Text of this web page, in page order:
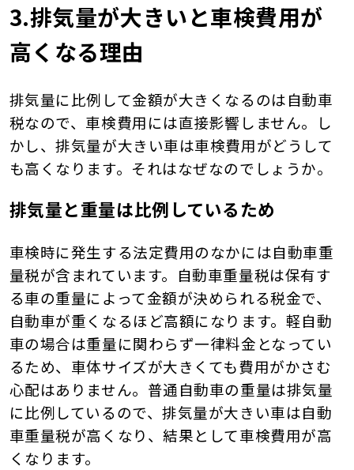
3.排気量が大きいと車検費用が
高くなる理由
排気量に比例して金額が大きくなるのは自動車
税なので、車検費用には直接影響しません。し
かし、排気量が大きい車は車検費用がどうして
も高くなります。それはなぜなのでしょうか。
排気量と重量は比例しているため
車検時に発生する法定費用のなかには自動車重
量税が含まれています。自動車重量税は保有す
る車の重量によって金額が決められる税金で、
自動車が重くなるほど高額になります。軽自動
車の場合は重量に関わらず一律料金となってい
るため、車体サイズが大きくても費用がかさむ
心配はありません。普通自動車の重量は排気量
に比例しているので、排気量が大きい車は自動
車重量税が高くなり、結果として車検費用が高
くなります。